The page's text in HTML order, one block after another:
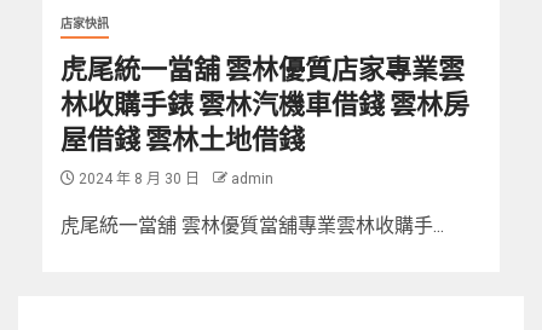
店家快訊
虎尾統一當舖 雲林優質店家專業雲
林收購手錶 雲林汽機車借錢 雲林房
屋借錢 雲林土地借錢
2024 年 8 月 30 日 admin
虎尾統一當舖 雲林優質當舖專業雲林收購手...